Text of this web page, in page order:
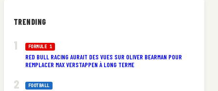
TRENDING
FORMULE 1
RED BULL RACING AURAIT DES VUES SUR OLIVER BEARMAN POUR
REMPLACER MAX VERSTAPPEN À LONG TERME
FOOTBALL